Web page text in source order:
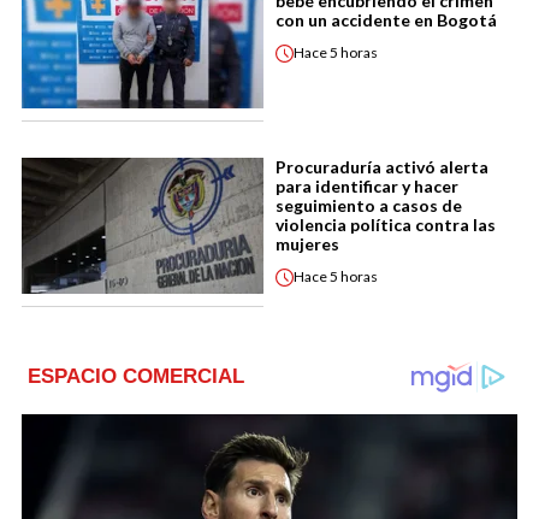
con un accidente en Bogotá
Hace5 horas
Procuraduría activó alerta
para identificar y hacer
seguimiento a casos de
violencia política contra las
mujeres
Hace5 horas